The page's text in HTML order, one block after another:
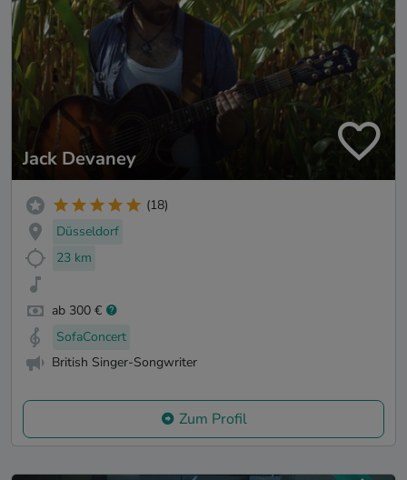
Jack Devaney
(18)
Düsseldorf
23 km
ab 300 €
SofaConcert
British Singer-Songwriter
Zum Profil